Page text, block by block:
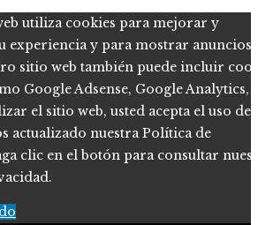
utiliza cookies para mejorar y
experiencia y para mostrar anuncios
sitio web también puede incluir
Google Adsense, Google Analytics,
el sitio web, usted acepta el uso de
actualizado nuestra Política de
clic en el botón para consultar